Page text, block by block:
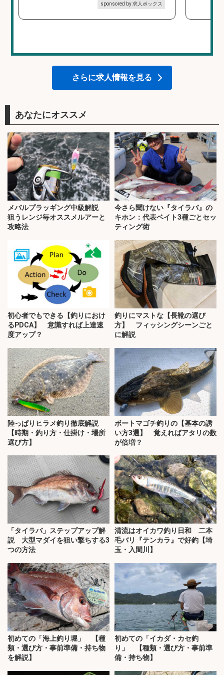
sponsored by 求人ボックス
さらに求人情報を見る
あなたにオススメ
メバルプラッギング中級解説
狙うレンジ毎オススメルアーと
攻略法
今さら聞けない『タイラバ』の
キホン：代表ベイト3種ごとセッ
ティング術
初心者でもできる【釣りにおけ
るPDCA】 意識すれば上達速
度アップ？
釣りにマストな【長靴の選び
方】 フィッシングシーンごと
に解説
陸っぱりヒラメ釣り徹底解説
【時期・釣り方・仕掛け・場所
選び方】
ボートマゴチ釣りの【基本の誘
い方3選】 覚えればアタリの数
が倍増？
「タイラバ」ステップアップ解
説 大型マダイを狙い撃ちする3
つの方法
清流はオイカワ釣り日和 二本
毛バリ『テンカラ』で好釣【埼
玉・入間川】
初めての「海上釣り堀」 【種
類・選び方・事前準備・持ち物
を解説】
初めての「イカダ・カセ釣
り」 【種類・選び方・事前準
備・持ち物】